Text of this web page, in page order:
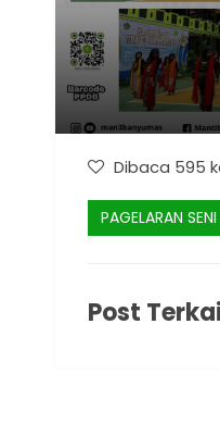
Dibaca 595
PAGELARAN SENI
Post